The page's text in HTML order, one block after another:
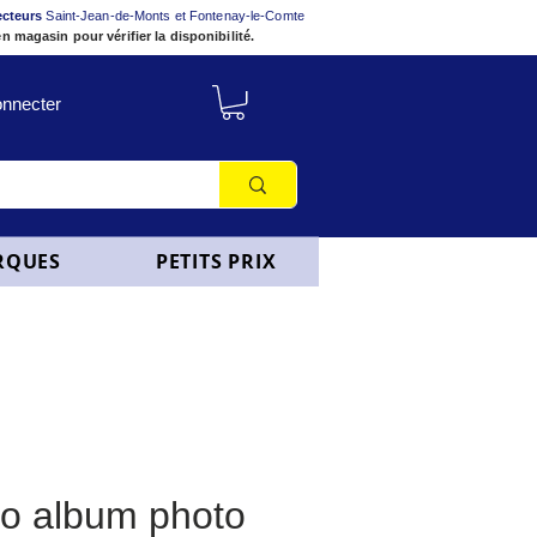
Saint-Jean-de-Monts et Fontenay-le-Comte
magasin pour vérifier la disponibilité.
PETITS PRIX
album photo